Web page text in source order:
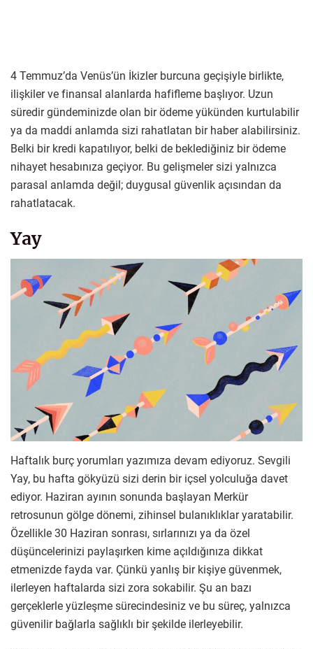
4 Temmuz’da Venüs’ün İkizler burcuna geçişiyle birlikte,
ilişkiler ve finansal alanlarda hafifleme başlıyor. Uzun
süredir gündeminizde olan bir ödeme yükünden kurtulabilir
ya da maddi anlamda sizi rahatlatan bir haber alabilirsiniz.
Belki bir kredi kapatılıyor, belki de beklediğiniz bir ödeme
nihayet hesabınıza geçiyor. Bu gelişmeler sizi yalnızca
parasal anlamda değil; duygusal güvenlik açısından da
rahatlatacak.
Yay
Haftalık burç yorumları yazımıza devam ediyoruz. Sevgili
Yay, bu hafta gökyüzü sizi derin bir içsel yolculuğa davet
ediyor. Haziran ayının sonunda başlayan Merkür
retrosunun gölge dönemi, zihinsel bulanıklıklar yaratabilir.
Özellikle 30 Haziran sonrası, sırlarınızı ya da özel
düşüncelerinizi paylaşırken kime açıldığınıza dikkat
etmenizde fayda var. Çünkü yanlış bir kişiye güvenmek,
ilerleyen haftalarda sizi zora sokabilir. Şu an bazı
gerçeklerle yüzleşme sürecindesiniz ve bu süreç, yalnızca
güvenilir bağlarla sağlıklı bir şekilde ilerleyebilir.